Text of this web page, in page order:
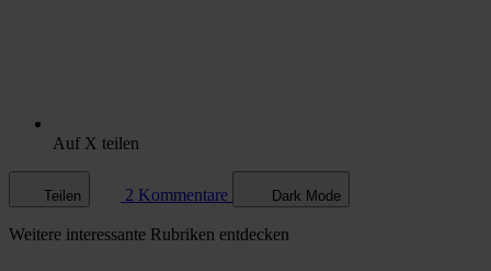
Auf X teilen
Teilen 2 Kommentare Dark Mode
Weitere interessante Rubriken entdecken